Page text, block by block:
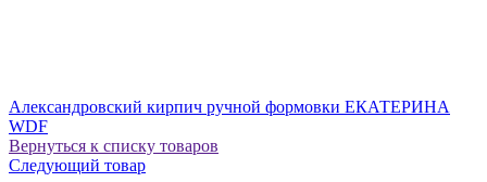
Александровский кирпич ручной формовки ЕКАТЕРИНА
WDF
Вернуться к списку товаров
Следующий товар